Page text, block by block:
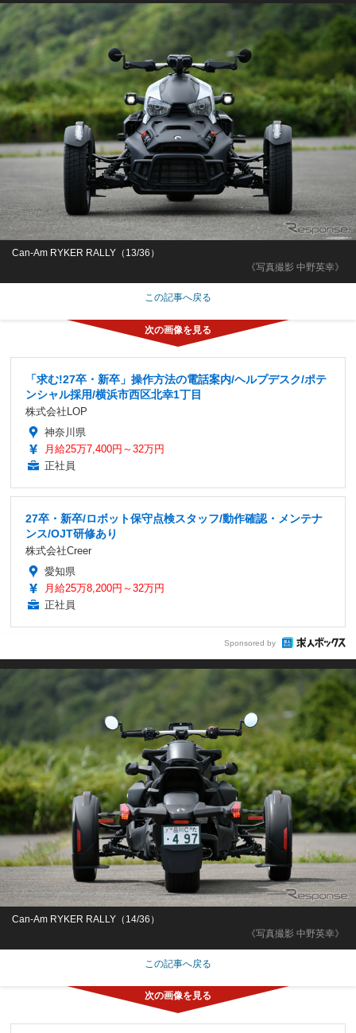
《写真撮影 中野英幸》
Can-Am RYKER RALLY（13/36）
この記事へ戻る
「求む!27卒・新卒」操作方法の電話案内/ヘルプデスク/ポテ
ンシャル採用/横浜市西区北幸1丁目
株式会社LOP
神奈川県
月給25万7,400円～32万円
正社員
27卒・新卒/ロボット保守点検スタッフ/動作確認・メンテナ
ンス/OJT研修あり
株式会社Creer
愛知県
月給25万8,200円～32万円
正社員
Sponsored by
《写真撮影 中野英幸》
Can-Am RYKER RALLY（14/36）
この記事へ戻る